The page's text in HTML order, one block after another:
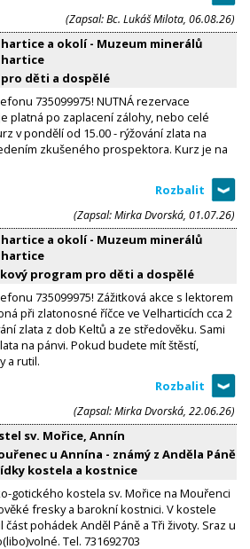
(Zapsal: Bc. Lukáš Milota, 06.08.26)
a okolí - Muzeum minerálů
pro děti a dospělé
735099975! NUTNÁ rezervace
platná po zaplacení zálohy, nebo celé
v pondělí od 15.00 - rýžování zlata na
zkušeného prospektora. Kurz je na
(Zapsal: Mirka Dvorská, 01.07.26)
a okolí - Muzeum minerálů
program pro děti a dospělé
735099975! Zážitková akce s lektorem
při zlatonosné říčce ve Velharticích cca 2
zlata z dob Keltů a ze středověku. Sami
na pánvi. Pokud budete mít štěstí,
a rutil.
(Zapsal: Mirka Dvorská, 22.06.26)
sv. Mořice, Annín
u Annína - známý z Anděla Páně
kostela a kostnice
gotického kostela sv. Mořice na Mouřenci
fresky a barokní kostnici. V kostele
část pohádek Anděl Páně a Tři životy. Sraz u
Tel. 731692703